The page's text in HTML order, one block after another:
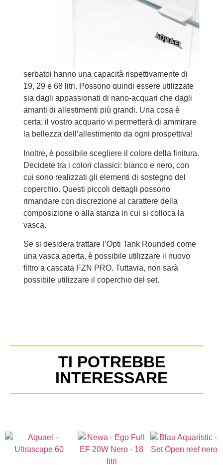
serbatoi hanno una capacità rispettivamente di
19, 29 e 68 litri. Possono quindi essere utilizzate
sia dagli appassionati di nano-acquari che dagli
amanti di allestimenti più grandi. Una cosa è
certa: il vostro acquario vi permetterà di ammirare
la bellezza dell’allestimento da ogni prospettiva!
Inoltre, è possibile scegliere il colore della finitura.
Decidete tra i colori classici: bianco e nero, con
cui sono realizzati gli elementi di sostegno del
coperchio. Questi piccoli dettagli possono
rimandare con discrezione al carattere della
composizione o alla stanza in cui si colloca la
vasca.
Se si desidera trattare l’Opti Tank Rounded come
una vasca aperta, è possibile utilizzare il nuovo
filtro a cascata FZN PRO. Tuttavia, non sarà
possibile utilizzare il coperchio del set.
TI POTREBBE
INTERESSARE